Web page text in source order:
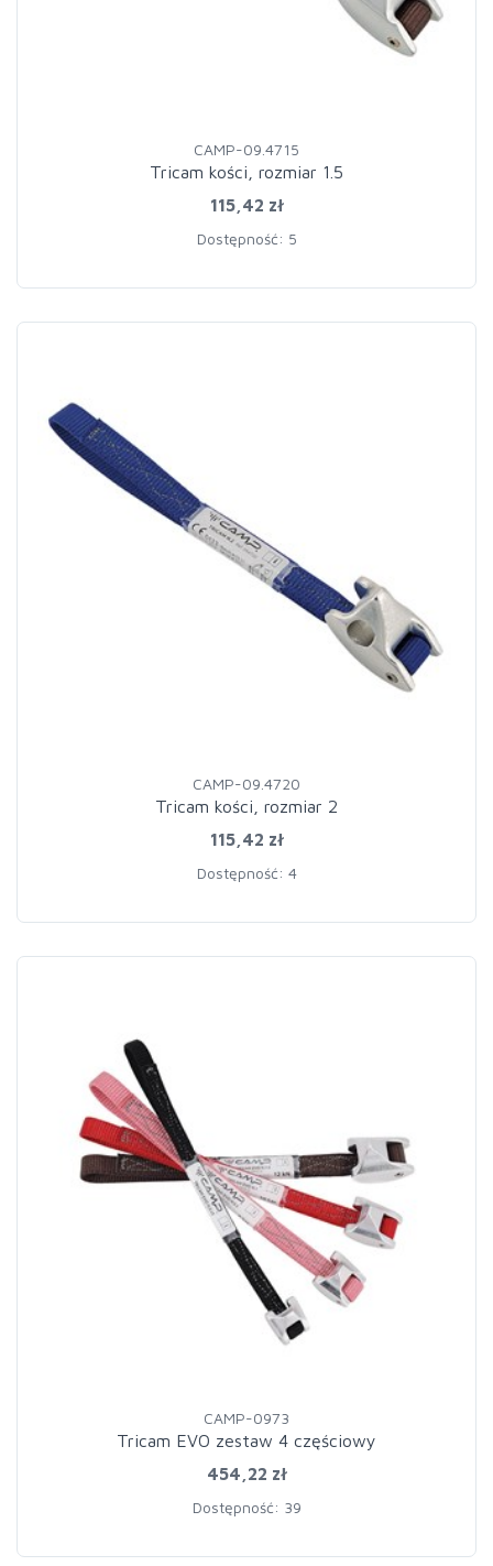
CAMP-09.4715
Tricam kości, rozmiar 1.5
115,42 zł
Dostępność: 5
CAMP-09.4720
Tricam kości, rozmiar 2
115,42 zł
Dostępność: 4
CAMP-0973
Tricam EVO zestaw 4 częściowy
454,22 zł
Dostępność: 39